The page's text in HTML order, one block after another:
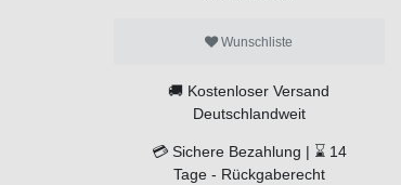
Wunschliste
🚚 Kostenloser Versand
Deutschlandweit
💳 Sichere Bezahlung | ⌛ 14
Tage - Rückgaberecht